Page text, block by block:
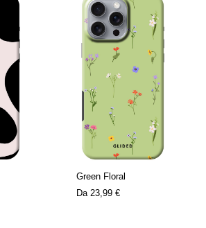
Green Floral
Da 23,99 €